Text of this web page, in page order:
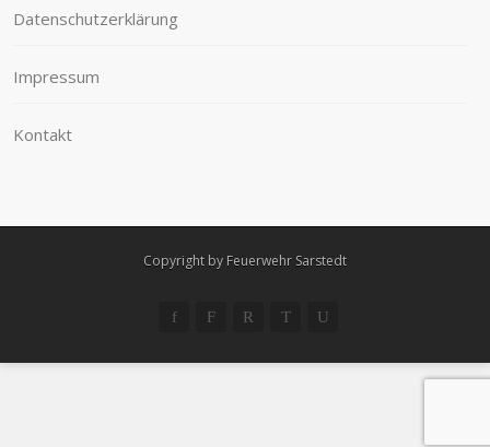
Datenschutzerklärung
Impressum
Kontakt
Copyright by Feuerwehr Sarstedt